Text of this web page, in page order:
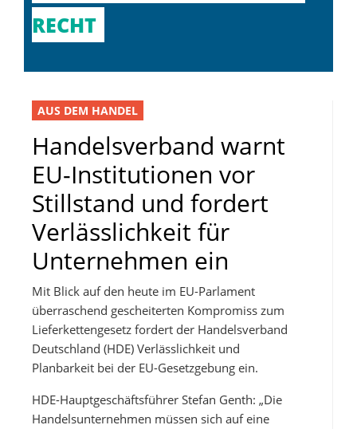
RECHT
AUS DEM HANDEL
Handelsverband warnt
EU-Institutionen vor
Stillstand und fordert
Verlässlichkeit für
Unternehmen ein
Mit Blick auf den heute im EU-Parlament
überraschend gescheiterten Kompromiss zum
Lieferkettengesetz fordert der Handelsverband
Deutschland (HDE) Verlässlichkeit und
Planbarkeit bei der EU-Gesetzgebung ein.
HDE-Hauptgeschäftsführer Stefan Genth: „Die
Handelsunternehmen müssen sich auf eine